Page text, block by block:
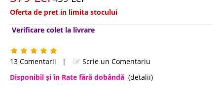
Oferta de pret in limita stocului
Verificare colet la livrare
13 Comentarii |
Scrie un Comentariu
Disponibil şi în Rate fără dobândă (detalii)